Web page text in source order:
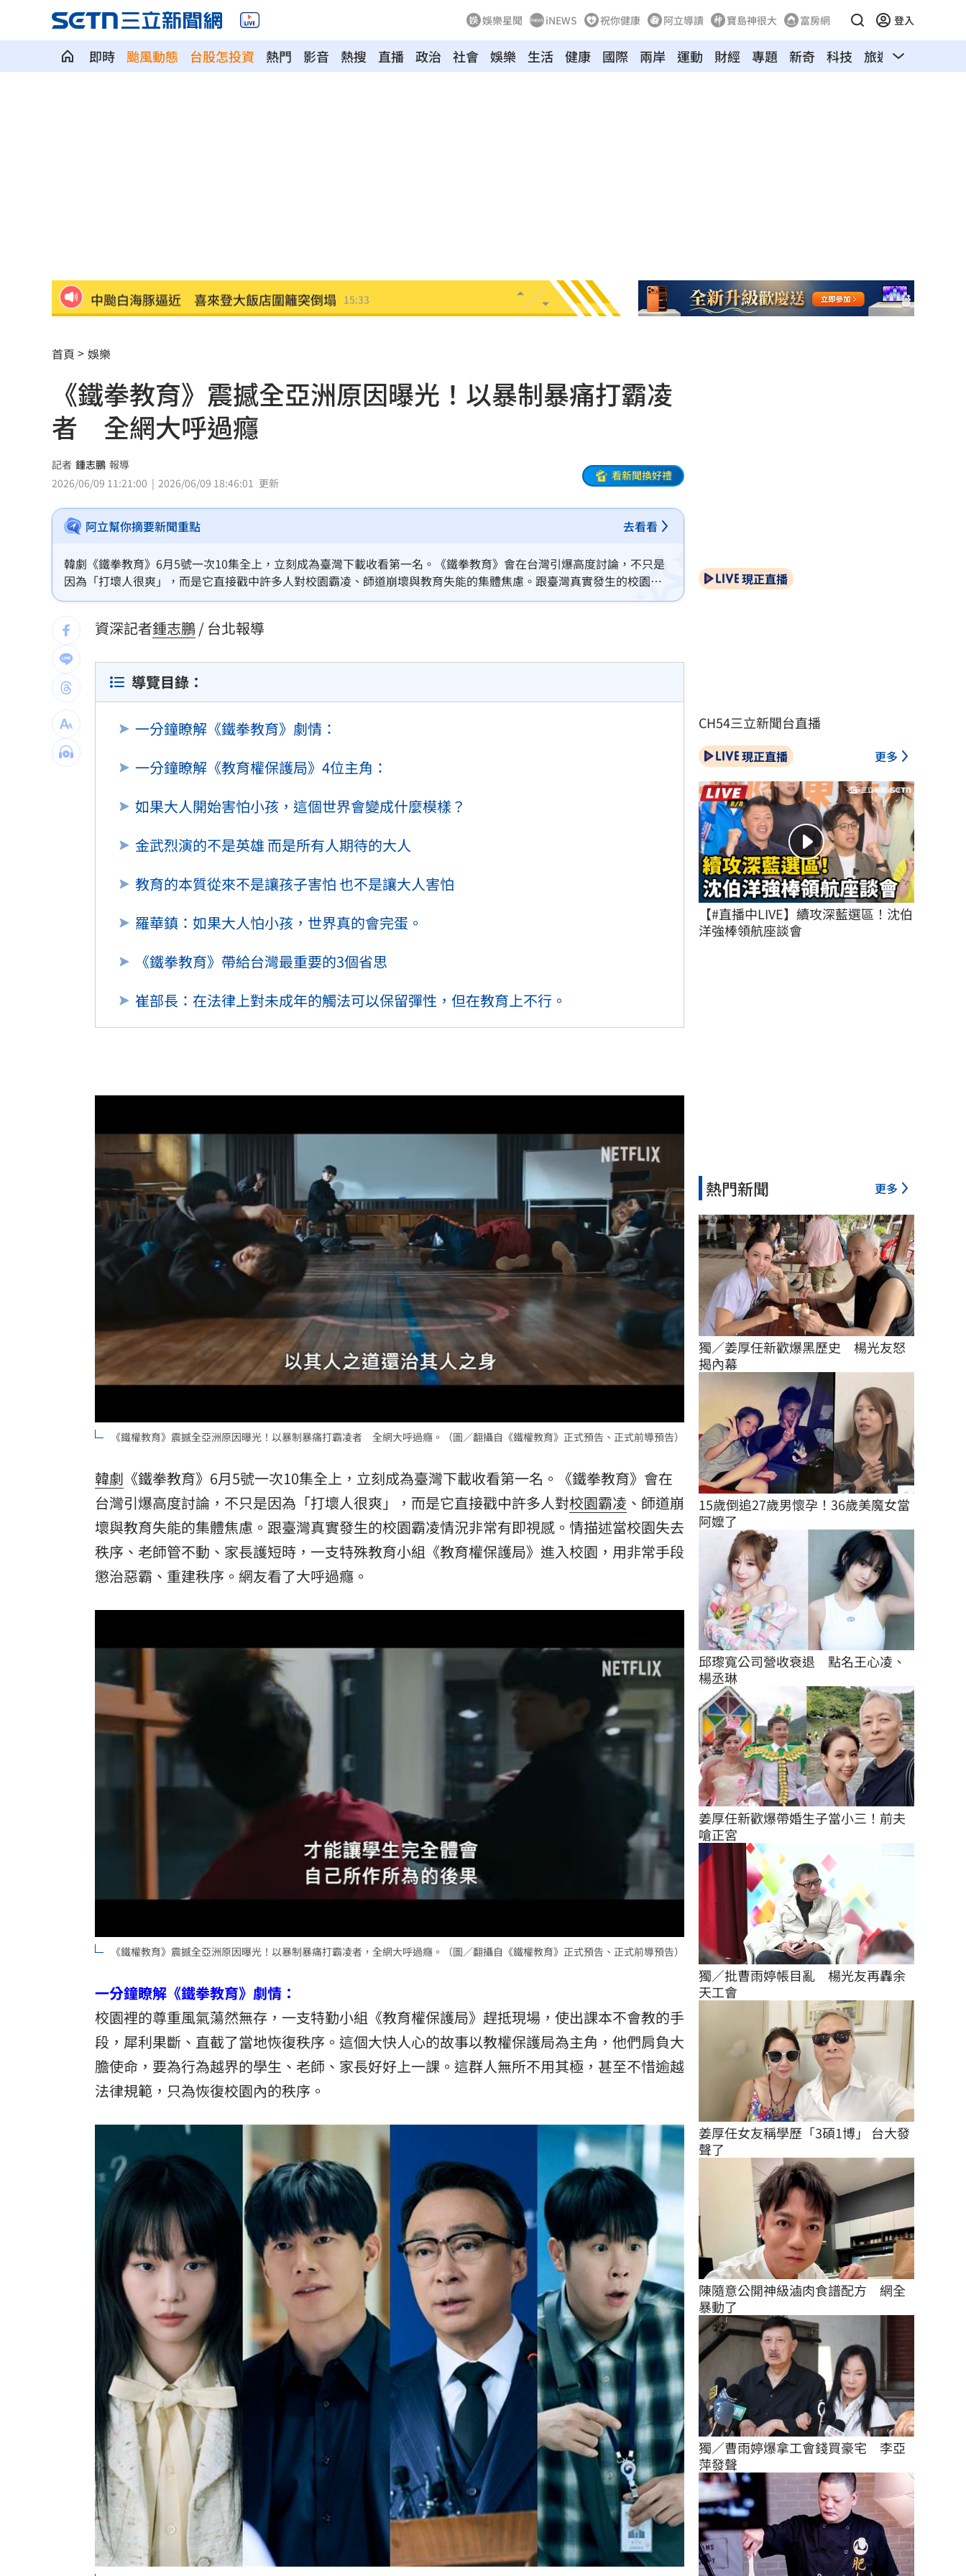
娛樂星聞 iNEWS 祝你健康 阿立導讀 寶島神很大 富房網 登入
即時 颱風動態 台股怎投資 熱門 影音 熱搜 直播 政治 社會 娛樂 生活 健康 國際 兩岸 運動 財經 專題 新奇 科技 旅遊 汽車
台玻千金為何不回台 徐莉玲這件事成關鍵
颱風來襲中國卻管制台海！他：無知又無良 15:41
中颱白海豚逼近 喜來登大飯店圍籬突倒塌 15:33
男星陳屍河中 背包藏20kg水泥塊死因成謎
白海豚豪雨開炸！大全聯搶1元蔬菜 15:25
新／7縣市大雨特報 大雷雨最新警戒區曝
中颱白海豚逐漸逼近 北市工地鷹架突倒塌
千人烤蚵又來了！不畏35度高溫啖鮮甜海味
月經期發胖很正常?順著荷爾蒙「7天」燃脂
藥華藥AOP仲裁出爐 公司財務無重大影響 15:12
台灣彩券開獎直播中 20:31
LIVE三立+24小時直播 15:27
三立iNEWS新聞台線上直播
AI時代！威力馬導入智慧營運系統提升效率
商場戰國來臨 台中「頂奢大道」逐漸成形 12:00
8國球員齊聚高雄 Formosa 7s掀足球熱潮
理想混蛋號召粉絲跨海追星吃美食！ 18:15
首頁 娛樂
《鐵拳教育》震撼全亞洲原因曝光！以暴制暴痛打霸凌
者 全網大呼過癮
記者 鍾志鵬 報導
2026/06/09 11:21:00
2026/06/09 18:46:01 更新
看新聞換好禮
阿立幫你摘要新聞重點 去看看
韓劇《鐵拳教育》6月5號一次10集全上，立刻成為臺灣下載收看第一名。《鐵拳教育》會在台灣引爆高度討論，不只是
因為「打壞人很爽」，而是它直接戳中許多人對校園霸凌、師道崩壞與教育失能的集體焦慮。跟臺灣真實發生的校園霸
凌情況非常有即視感。情描述當校園失去秩序、老師管不動、家長護短時，一支特殊教育小組《教育權保護局》進入校
園，用非常手段懲治惡霸、重建秩序。網友看了大呼過癮。
資深記者鍾志鵬/ 台北報導
導覽目錄：
一分鐘瞭解《鐵拳教育》劇情：
一分鐘瞭解《教育權保護局》4位主角：
如果大人開始害怕小孩，這個世界會變成什麼模樣？
金武烈演的不是英雄 而是所有人期待的大人
教育的本質從來不是讓孩子害怕 也不是讓大人害怕
羅華鎮：如果大人怕小孩，世界真的會完蛋。
《鐵拳教育》帶給台灣最重要的3個省思
崔部長：在法律上對未成年的觸法可以保留彈性，但在教育上不行。
《鐵權教育》震撼全亞洲原因曝光！以暴制暴痛打霸凌者 全網大呼過癮。（圖／翻攝自《鐵權教育》正式預告、正式前導預告）
韓劇 《鐵拳教育》6月5號一次10集全上，立刻成為臺灣下載收看第一名。《鐵拳教育》會在
台灣引爆高度討論，不只是因為「打壞人很爽」，而是它直接戳中許多人對校園霸凌 、師道崩
壞與教育失能的集體焦慮。跟臺灣真實發生的校園霸凌情況非常有即視感。情描述當校園失去
秩序、老師管不動、家長護短時，一支特殊教育小組《教育權保護局》進入校園，用非常手段
懲治惡霸、重建秩序。網友看了大呼過癮。
《鐵權教育》震撼全亞洲原因曝光！以暴制暴痛打霸凌者，全網大呼過癮。（圖／翻攝自《鐵權教育》正式預告、正式前導預告）
一分鐘瞭解《鐵拳教育》劇情：
校園裡的尊重風氣蕩然無存，一支特勤小組《教育權保護局》趕抵現場，使出課本不會教的手
段，犀利果斷、直截了當地恢復秩序。這個大快人心的故事以教權保護局為主角，他們肩負大
膽使命，要為行為越界的學生、老師、家長好好上一課。這群人無所不用其極，甚至不惜逾越
法律規範，只為恢復校園內的秩序。
現正直播
CH54三立新聞台直播
現正直播 更多
【#直播中LIVE】續攻深藍選區！沈伯
洋強棒領航座談會
熱門新聞 更多
獨／姜厚任新歡爆黑歷史　楊光友怒
揭內幕
15歲倒追27歲男懷孕！36歲美魔女當
阿嬤了
邱瓈寬公司營收衰退　點名王心凌、
楊丞琳
姜厚任新歡爆帶婚生子當小三！前夫
嗆正宮
獨／批曹雨婷帳目亂　楊光友再轟余
天工會
姜厚任女友稱學歷「3碩1博」 台大發
聲了
陳隨意公開神級滷肉食譜配方　網全
暴動了
獨／曹雨婷爆拿工會錢買豪宅　李亞
萍發聲